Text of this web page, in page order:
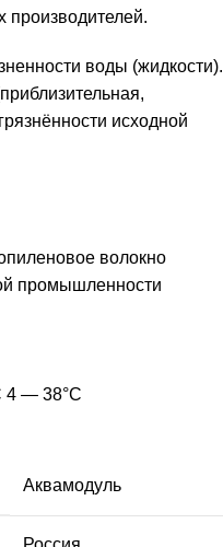
воды (жидкости).
исходной
волокно
промышленности
4 — 38°С
Аквамодуль